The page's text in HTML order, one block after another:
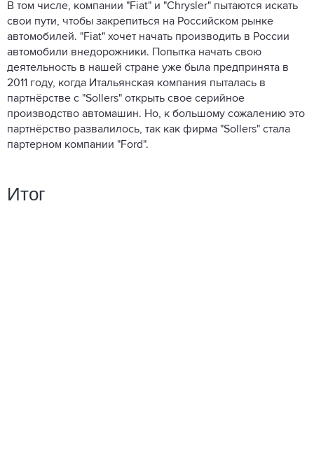
В том числе, компании "Fiat" и "Chrysler" пытаются искать
свои пути, чтобы закрепиться на Российском рынке
автомобилей. "Fiat" хочет начать производить в России
автомобили внедорожники. Попытка начать свою
деятельность в нашей стране уже была предпринята в
2011 году, когда Итальянская компания пыталась в
партнёрстве с "Sollers" открыть свое серийное
производство автомашин. Но, к большому сожалению это
партнёрство развалилось, так как фирма "Sollers" стала
партерном компании "Ford".
Итог